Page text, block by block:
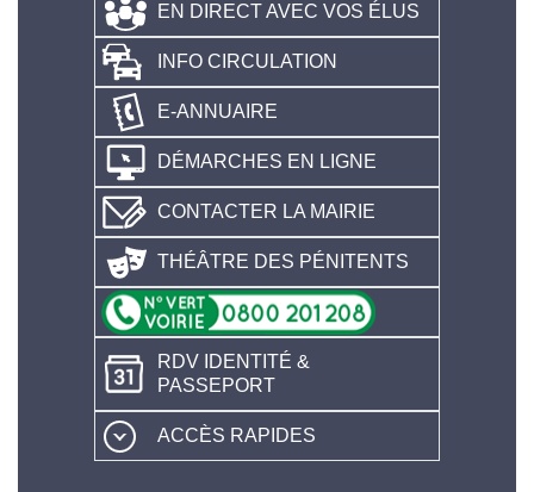
EN DIRECT AVEC VOS ÉLUS
INFO CIRCULATION
E-ANNUAIRE
DÉMARCHES EN LIGNE
CONTACTER LA MAIRIE
THÉÂTRE DES PÉNITENTS
RDV IDENTITÉ &
PASSEPORT
ACCÈS RAPIDES